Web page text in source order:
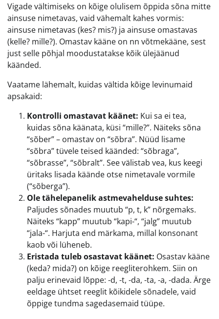
Vigade vältimiseks on kõige olulisem õppida sõna mitte
ainsuse nimetavas, vaid vähemalt kahes vormis:
ainsuse nimetavas (kes? mis?) ja ainsuse omastavas
(kelle? mille?). Omastav kääne on nn võtmekääne, sest
just selle põhjal moodustatakse kõik ülejäänud
käänded.
Vaatame lähemalt, kuidas vältida kõige levinumaid
apsakaid:
Kontrolli omastavat käänet: Kui sa ei tea,
kuidas sõna käänata, küsi “mille?”. Näiteks sõna
“sõber” – omastav on “sõbra”. Nüüd lisame
“sõbra” tüvele teised käänded: “sõbraga”,
“sõbrasse”, “sõbralt”. See välistab vea, kus keegi
üritaks lisada käände otse nimetavale vormile
(“sõberga”).
Ole tähelepanelik astmevahelduse suhtes:
Paljudes sõnades muutub “p, t, k” nõrgemaks.
Näiteks “kapp” muutub “kapi-“, “jalg” muutub
“jala-“. Harjuta end märkama, millal konsonant
kaob või lüheneb.
Eristada tuleb osastavat käänet: Osastav kääne
(keda? mida?) on kõige reegliterohkem. Siin on
palju erinevaid lõppe: -d, -t, -da, -ta, -a, -dada. Ärge
eeldage ühtset reeglit kõikidele sõnadele, vaid
õppige tundma sagedasemaid tüüpe.